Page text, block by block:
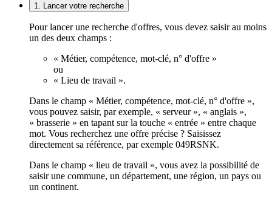
1. Lancer votre recherche
Pour lancer une recherche d'offres, vous devez saisir au moins
un des deux champs :
« Métier, compétence, mot-clé, n° d'offre »
ou
« Lieu de travail ».
Dans le champ « Métier, compétence, mot-clé, n° d'offre »,
vous pouvez saisir, par exemple, « serveur », « anglais »,
« brasserie » en tapant sur la touche « entrée » entre chaque
mot. Vous recherchez une offre précise ? Saisissez
directement sa référence, par exemple 049RSNK.
Dans le champ « lieu de travail », vous avez la possibilité de
saisir une commune, un département, une région, un pays ou
un continent.